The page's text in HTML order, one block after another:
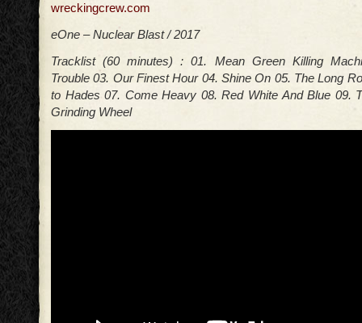
wreckingcrew.com
eOne – Nuclear Blast / 2017
Tracklist (60 minutes) : 01. Mean Green Killing
Trouble 03. Our Finest Hour 04. Shine On 05. The Long
to Hades 07. Come Heavy 08. Red White And Blue 09.
Grinding Wheel